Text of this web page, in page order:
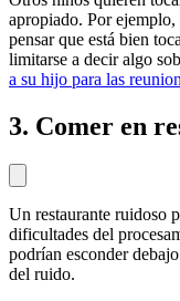
apropiado. Por
pensar que está bien
limitarse a decir algo
a su hijo para las
3. Comer en
Un restaurante ruidoso
dificultades del
podrían esconder
del ruido.